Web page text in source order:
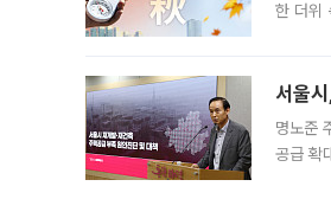
한 더위
서울
명노준
공급 확